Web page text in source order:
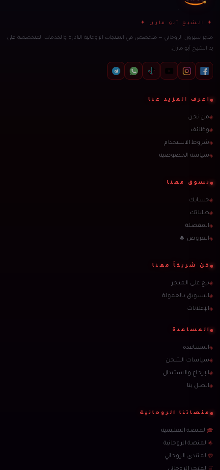
✦ الشيخ أبو مازن ✦
متجر سيرون الروحاني — متخصص في المنتجات الروحانية النادرة والخدمات المتخصصة على
يد الشيخ أبو مازن.
اعرف المزيد عنا
◈من نحن
◈وظائف
◈شروط الاستخدام
◈سياسة الخصوصية
تسوق معنا
◈حسابك
◈طلباتك
◈المفضلة
◈العروض 🔥
كن شريكاً معنا
◈بيع على المتجر
◈التسويق بالعمولة
◈الإعلانات
المساعدة
◈المساعدة
◈سياسات الشحن
◈الإرجاع والاستبدال
◈اتصل بنا
منصاتنا الروحانية
🎓المنصة التعليمية
🌟المنصة الروحانية
💬المنتدى الروحاني